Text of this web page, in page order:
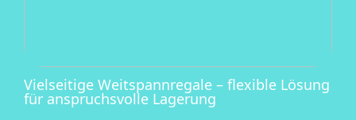
Vielseitige Weitspannregale – flexible Lösung
für anspruchsvolle Lagerung